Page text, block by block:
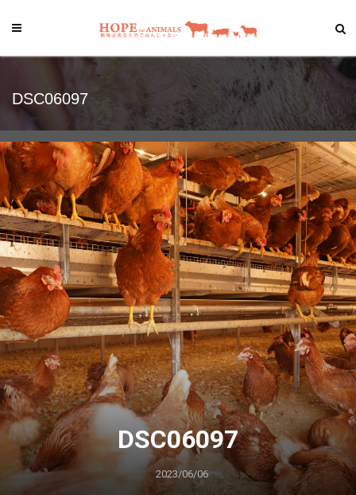
DSC06097
DSC06097
2023/06/06